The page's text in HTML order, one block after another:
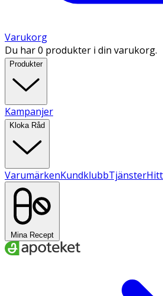
Varukorg
Du har 0 produkter i din varukorg.
Produkter
Kampanjer
Kloka Råd
VarumärkenKundklubbTjänster
Mina Recept